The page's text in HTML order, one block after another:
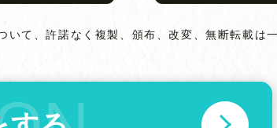
いて、許諾なく複製、頒布、改変、無断転載は